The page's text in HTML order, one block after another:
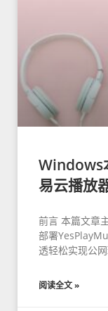
Windows
易云播放
前言 本篇文章
部署
透轻松实现公
阅读全文 »